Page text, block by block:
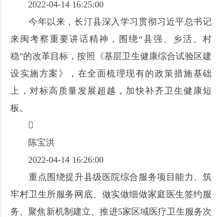
2022-04-14 16:25:00
今年以来，长汀县深入学习贯彻习近平总书记
来闽考察重要讲话精神，围绕“县强、乡活、村
稳”的改革目标，按照《基层卫生健康综合试验区建
设实施方案》，在全面梳理现有的政策措施基础
上，对标高质量发展超越，加快补齐卫生健康短
板。

陈宝洪
2022-04-14 16:26:00
重点围绕提升县级医院综合服务项目能力、筑
牢村卫生所服务网底、做实做细做家庭医生签约服
务、聚焦新机制建立、推进5家区域医疗卫生服务次